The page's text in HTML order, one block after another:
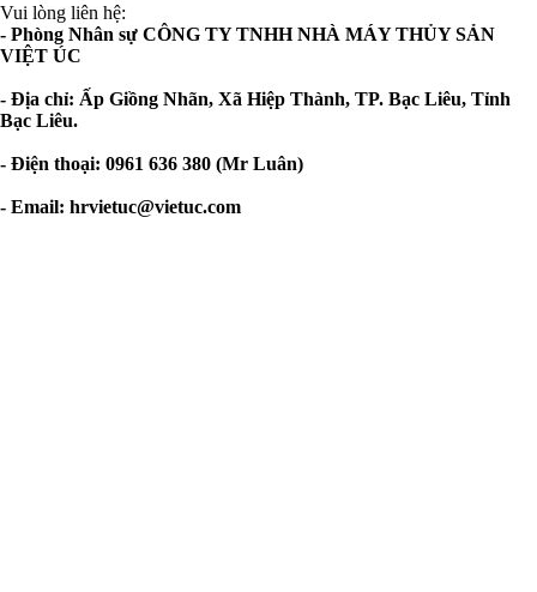
Vui lòng liên hệ:
- Phòng Nhân sự CÔNG TY TNHH NHÀ MÁY THỦY SẢN
VIỆT ÚC
- Địa chỉ: Ấp Giồng Nhãn, Xã Hiệp Thành, TP. Bạc Liêu, Tỉnh
Bạc Liêu.
- Điện thoại: 0961 636 380 (Mr Luân)
- Email: hrvietuc@vietuc.com